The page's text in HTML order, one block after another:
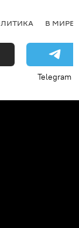
В МИРЕ
Telegram